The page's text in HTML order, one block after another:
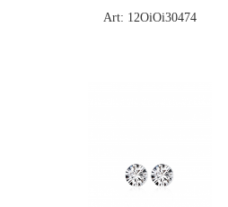
Art: 12OiOi30474